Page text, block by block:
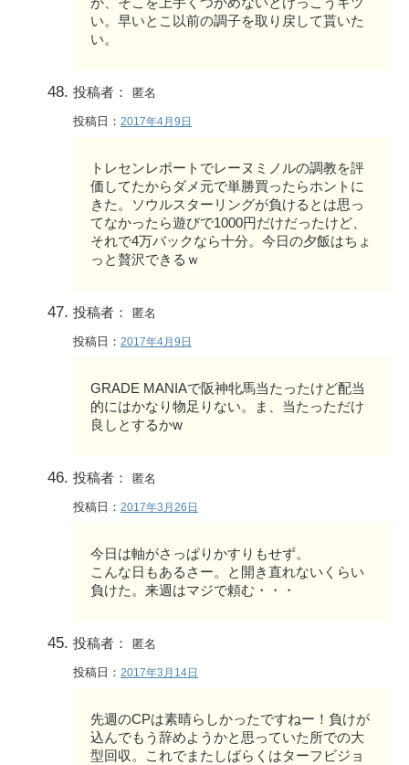
い。早いとこ以前の調子を取り戻して貰いた
い。
投稿者： 匿名
投稿日： 2017年4月9日
トレセンレポートでレーヌミノルの調教を評
価してたからダメ元で単勝買ったらホントに
きた。ソウルスターリングが負けるとは思っ
てなかったら遊びで1000円だけだったけど、
それで4万バックなら十分。今日の夕飯はちょ
っと贅沢できるｗ
投稿者： 匿名
投稿日： 2017年4月9日
GRADE MANIAで阪神牝馬当たったけど配当
的にはかなり物足りない。ま、当たっただけ
良しとするかw
投稿者： 匿名
投稿日： 2017年3月26日
今日は軸がさっぱりかすりもせず。
こんな日もあるさー。と開き直れないくらい
負けた。来週はマジで頼む・・・
投稿者： 匿名
投稿日： 2017年3月14日
先週のCPは素晴らしかったですねー！負けが
込んでもう辞めようかと思っていた所での大
型回収。これでまたしばらくはターフビジョ